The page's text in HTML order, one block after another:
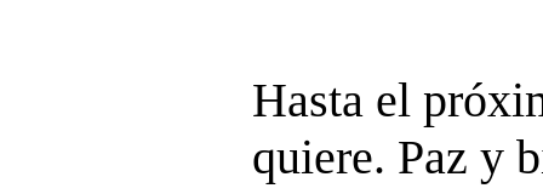
Hasta el
quiere. Paz y